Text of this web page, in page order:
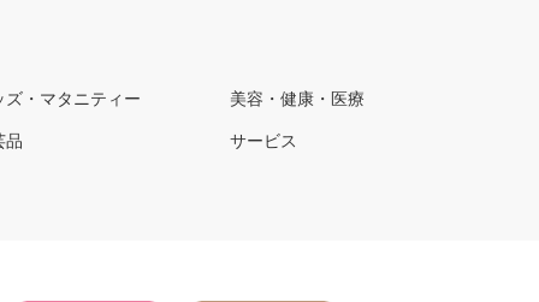
ズ・マタニティー 美容・健康・医療
品 サービス